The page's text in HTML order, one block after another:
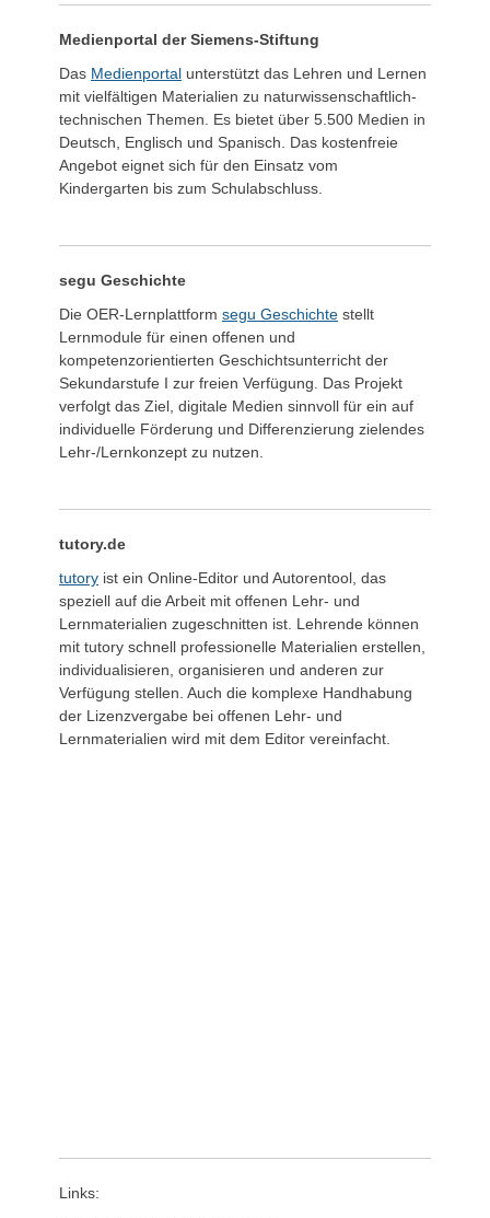
Medienportal der Siemens-Stiftung
Das Medienportal unterstützt das Lehren und Lernen
mit vielfältigen Materialien zu naturwissenschaftlich-
technischen Themen. Es bietet über 5.500 Medien in
Deutsch, Englisch und Spanisch. Das kostenfreie
Angebot eignet sich für den Einsatz vom
Kindergarten bis zum Schulabschluss.
segu Geschichte
Die OER-Lernplattform segu Geschichte stellt
Lernmodule für einen offenen und
kompetenzorientierten Geschichtsunterricht der
Sekundarstufe I zur freien Verfügung. Das Projekt
verfolgt das Ziel, digitale Medien sinnvoll für ein auf
individuelle Förderung und Differenzierung zielendes
Lehr-/Lernkonzept zu nutzen.
tutory.de
tutory ist ein Online-Editor und Autorentool, das
speziell auf die Arbeit mit offenen Lehr- und
Lernmaterialien zugeschnitten ist. Lehrende können
mit tutory schnell professionelle Materialien erstellen,
individualisieren, organisieren und anderen zur
Verfügung stellen. Auch die komplexe Handhabung
der Lizenzvergabe bei offenen Lehr- und
Lernmaterialien wird mit dem Editor vereinfacht.
Links: